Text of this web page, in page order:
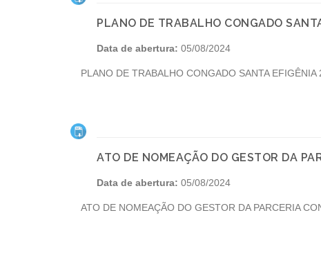
PLANO DE TRABALHO CONGADO
Data de abertura: 05/08/2024
PLANO DE TRABALHO CONGADO SANTA EFIGÊNIA
ATO DE NOMEAÇÃO DO GESTOR DA
Data de abertura: 05/08/2024
ATO DE NOMEAÇÃO DO GESTOR DA PARCERIA